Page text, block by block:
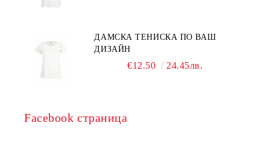
ДАМСКА ТЕНИСКА ПО ВАШ
ДИЗАЙН
€12.50 24.45лв.
Facebook страница